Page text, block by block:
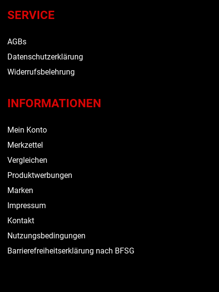
SERVICE
AGBs
Datenschutzerklärung
Widerrufsbelehrung
INFORMATIONEN
Mein Konto
Merkzettel
Vergleichen
Produktwerbungen
Marken
Impressum
Kontakt
Nutzungsbedingungen
Barrierefreiheitserklärung nach BFSG